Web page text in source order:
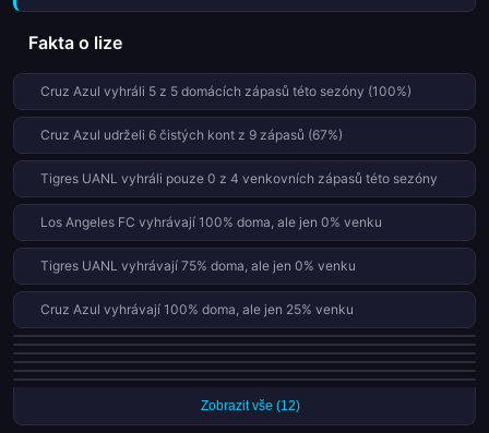
analytiků. Na druhé straně musel Los Angeles FC za svůj
postup bojovat do posledních vteřin. Zápas byl plný emocí a
dramatických obratů, které nakonec skončily teprve v
závěrečných minutách. Tyto dva klíčové zápasy určily obličej
další fáze turnaje a nasadili laťku velmi vysoko pro finálové
střetnutí. Výkony obou týmů ukázaly na vysokou
konkurenceschopnost severoamerického fotbalu. Nyní
všechny oči směřují k tomu, jak se tyto týmy vypořádají s
tlakem před rozhodujícími duelmi o titul mistra CONCACAF.
Fakta o lize
Cruz Azul vyhráli 5 z 5 domácích zápasů této sezóny (100%)
Cruz Azul udrželi 6 čistých kont z 9 zápasů (67%)
Tigres UANL vyhráli pouze 0 z 4 venkovních zápasů této sezóny
Los Angeles FC vyhrávají 100% doma, ale jen 0% venku
Tigres UANL vyhrávají 75% doma, ale jen 0% venku
Cruz Azul vyhrávají 100% doma, ale jen 25% venku
Tigres UANL vstřelili 36% svých gólů v prvních 15 minutách (4 gólů)
Los Angeles FC vstřelili 38% svých gólů po 75. minutě (3 gólů)
Cruz Azul inkasují jen 0.33 gólů na zápas (3 z 9)
Los Angeles FC vstřelili 75% svých gólů ve druhé půli
Los Angeles FC udrželi 3 čistých kont z 6 zápasů (50%)
Zobrazit vše (12)